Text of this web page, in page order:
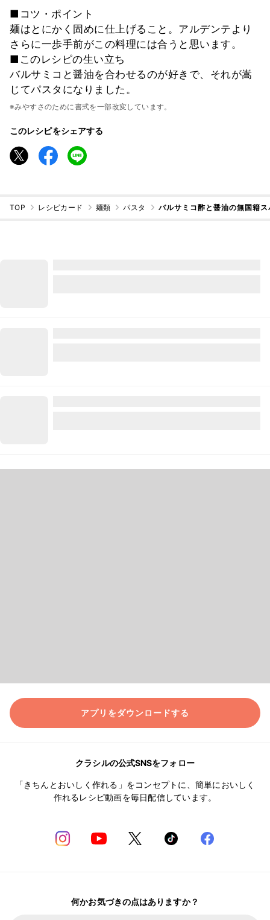
■コツ・ポイント
麺はとにかく固めに仕上げること。アルデンテより
さらに一歩手前がこの料理には合うと思います。
■このレシピの生い立ち
バルサミコと醤油を合わせるのが好きで、それが嵩
じてパスタになりました。
※みやすさのために書式を一部改変しています。
このレシピをシェアする
TOP レシピカード 麺類 パスタ バルサミコ酢と醤油の無国籍
アプリをダウンロードする
クラシルの公式SNSをフォロー
「きちんとおいしく作れる」をコンセプトに、簡単においしく
作れるレシピ動画を毎日配信しています。
何かお気づきの点はありますか？